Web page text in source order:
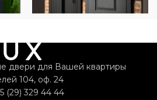
двери для Вашей квартиры
104, оф. 24
(29) 329 44 44